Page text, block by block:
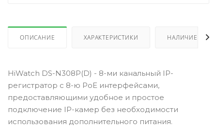
ОПИСАНИЕ ХАРАКТЕРИСТИКИ НАЛИЧИЕ
HiWatch DS-N308P(D) - 8-ми канальный IP-
регистратор с 8-ю PoE интерфейсами,
предоставляющими удобное и простое
подключение IP-камер без необходимости
использования дополнительного питания.